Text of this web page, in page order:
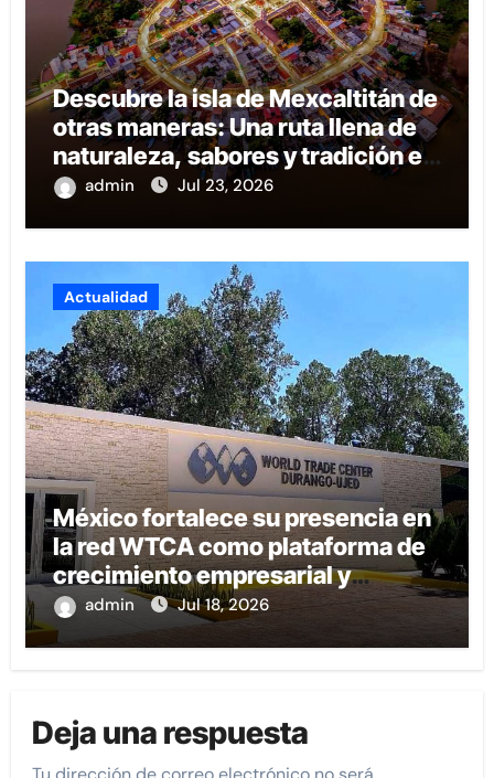
Descubre la isla de Mexcaltitán de
otras maneras: Una ruta llena de
naturaleza, sabores y tradición en
Nayarit
admin Jul 23, 2026
Actualidad
México fortalece su presencia en
la red WTCA como plataforma de
crecimiento empresarial y
conexión internacional
admin Jul 18, 2026
Deja una respuesta